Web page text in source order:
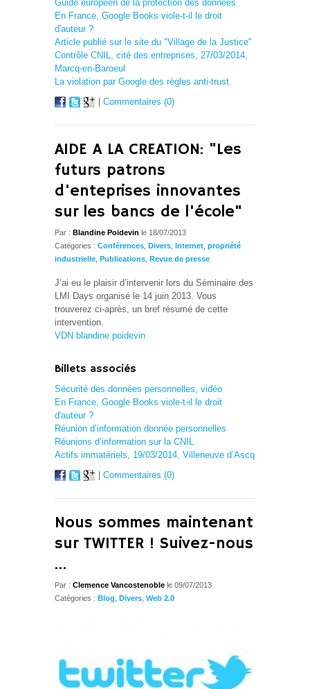
Guide européen de la protection des données
En France, Google Books viole-t-il le droit
d'auteur ?
Article publié sur le site du "Village de la Justice"
Contrôle CNIL, cité des entreprises, 27/03/2014,
Marcq-en-Baroeul
La violation par Google des règles anti-trust.
Commentaires (0)
AIDE A LA CREATION: "Les
futurs patrons
d'enteprises innovantes
sur les bancs de l'école"
Par : Blandine Poidevin le 18/07/2013
Catégories : Conférences Divers Internet propriété
industrielle Publications Revue de presse
J’ai eu le plaisir d’intervenir lors du Séminaire des
LMI Days organisé le 14 juin 2013. Vous
trouverez ci-après, un bref résumé de cette
intervention.
VDN blandine poidevin
Billets associés
Sécurité des données personnelles, vidéo
En France, Google Books viole-t-il le droit
d'auteur ?
Réunion d’information donnée personnelles
Réunions d’information sur la CNIL
Actifs immatériels, 19/03/2014, Villeneuve d’Ascq
Commentaires (0)
Nous sommes maintenant
sur TWITTER ! Suivez-nous
…
Par : Clemence Vancostenoble le 09/07/2013
Catégories : Blog Divers Web 2.0